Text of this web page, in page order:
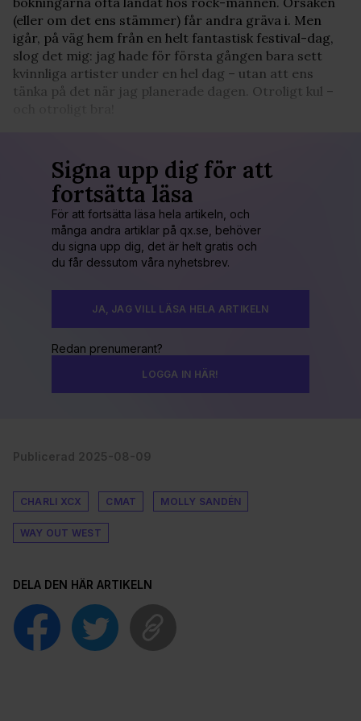
(eller om det ens stämmer) får andra gräva i. Men
igår, på väg hem från en helt fantastisk festival-dag,
slog det mig: jag hade för första gången bara sett
kvinnliga artister under en hel dag – utan att ens
tänka på det när jag planerade dagen. Otroligt kul –
Signa upp dig för att
fortsätta läsa
För att fortsätta läsa hela artikeln, och
många andra artiklar på qx.se, behöver
du signa upp dig, det är helt gratis och
du får dessutom våra nyhetsbrev.
JA, JAG VILL LÄSA HELA ARTIKELN
Redan prenumerant?
LOGGA IN HÄR!
Publicerad 2025-08-09
CHARLI XCX CMAT MOLLY SANDÉN
WAY OUT WEST
DELA DEN HÄR ARTIKELN